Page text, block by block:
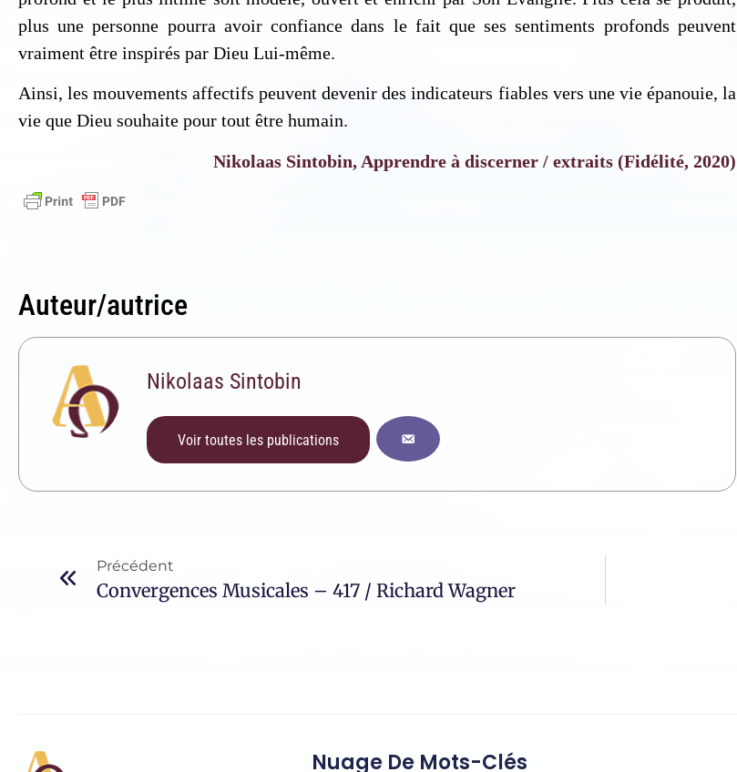
plus une personne pourra avoir confiance dans le fait que ses sentiments profonds peuvent
vraiment être inspirés par Dieu Lui-même.
Ainsi, les mouvements affectifs peuvent devenir des indicateurs fiables vers une vie épanouie, la
vie que Dieu souhaite pour tout être humain.
Nikolaas Sintobin, Apprendre à discerner / extraits (Fidélité, 2020)
Auteur/autrice
Nikolaas Sintobin
Voir toutes les publications
Précédent
Convergences Musicales – 417 / Richard Wagner
Nuage De Mots-Clés